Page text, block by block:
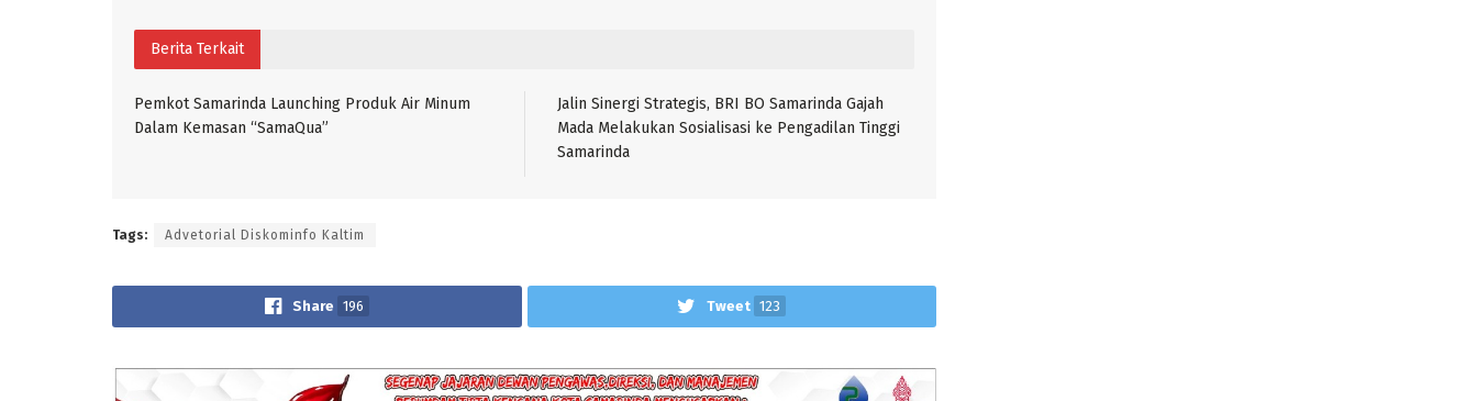
Berita Terkait
Pemkot Samarinda Launching Produk Air Minum
Dalam Kemasan “SamaQua”
Jalin Sinergi Strategis, BRI BO Samarinda Gajah
Mada Melakukan Sosialisasi ke Pengadilan Tinggi
Samarinda
Tags: Advetorial Diskominfo Kaltim
Share 196 Tweet 123